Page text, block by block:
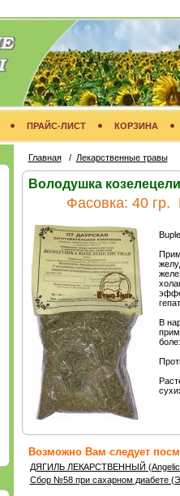
ПРАЙС-ЛИСТ КОРЗИНА
Главная/ Лекарственные травы
Володушка
Фасовка: 40 гр.
В
Возможно Вам следует
ДЯГИЛЬ ЛЕКАРСТВЕННЫЙ
Сбор №58 при сахарном диабете